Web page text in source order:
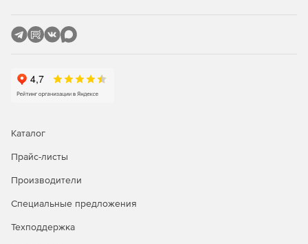
Каталог
Прайс-листы
Производители
Специальные предложения
Техподдержка